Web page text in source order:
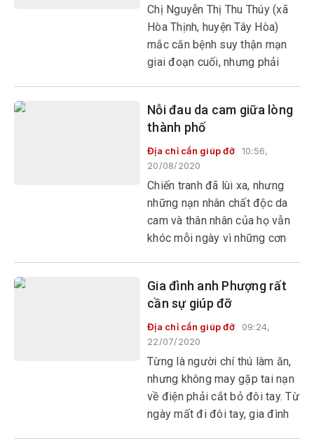
Chị Nguyễn Thị Thu Thúy (xã
Hòa Thịnh, huyện Tây Hòa)
mắc căn bệnh suy thận mạn
giai đoạn cuối, nhưng phải
Nỗi đau da cam giữa lòng
thành phố
Địa chỉ cần giúp đỡ
10:56,
20/08/2020
Chiến tranh đã lùi xa, nhưng
những nạn nhân chất độc da
cam và thân nhân của họ vẫn
khóc mỗi ngày vì những cơn
Nguyễn Thị Khánh Ly (khu phố
Nguyễn Du, phường 7, TP Tuy
Hòa) là một trong những
trường hợp như thế.
Gia đình anh Phượng rất
cần sự giúp đỡ
Địa chỉ cần giúp đỡ
09:24,
22/07/2020
Từng là người chí thú làm ăn,
nhưng không may gặp tai nạn
về điện phải cắt bỏ đôi tay. Từ
ngày mất đi đôi tay, gia đình